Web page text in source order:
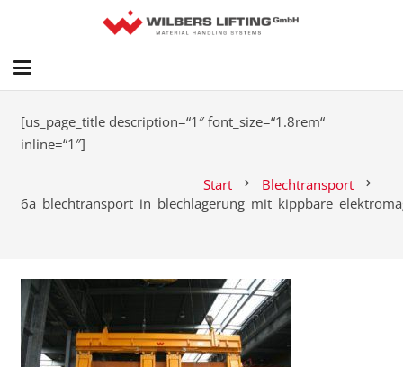
[us_page_title description=“1″ font_size=“1.8rem“
inline=“1″]
Start chevron_right Blechtransport chevron_right